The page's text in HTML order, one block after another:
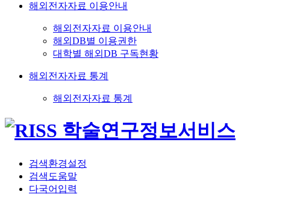
해외전자자료 이용안내
해외전자자료 이용안내
해외DB별 이용권한
대학별 해외DB 구독현황
해외전자자료 통계
해외전자자료 통계
검색환경설정
검색도움말
다국어입력